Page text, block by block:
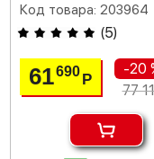
Код товара: 203964
(5)
61690Р
-20
77